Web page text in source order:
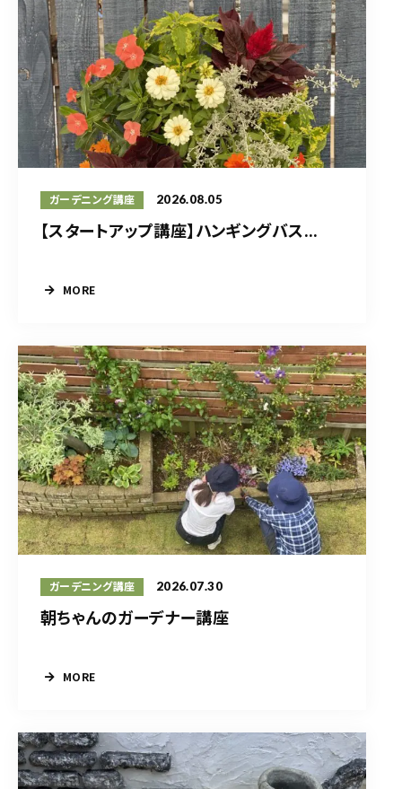
ガーデニング講座 2026.08.05
【スタートアップ講座】ハンギングバス...
MORE
ガーデニング講座 2026.07.30
朝ちゃんのガーデナー講座
MORE